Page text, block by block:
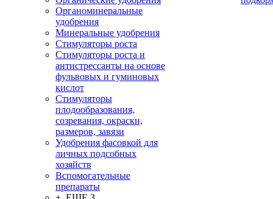
Органоминеральные
удобрения
Минеральные удобрения
Стимуляторы роста
Стимуляторы роста и
антистрессанты на основе
фульвовых и гуминовых
кислот
Стимуляторы
плодообразования,
созревания, окраски,
размеров, завязи
Удобрения фасовкой для
личных подсобных
хозяйств
Вспомогательные
препараты